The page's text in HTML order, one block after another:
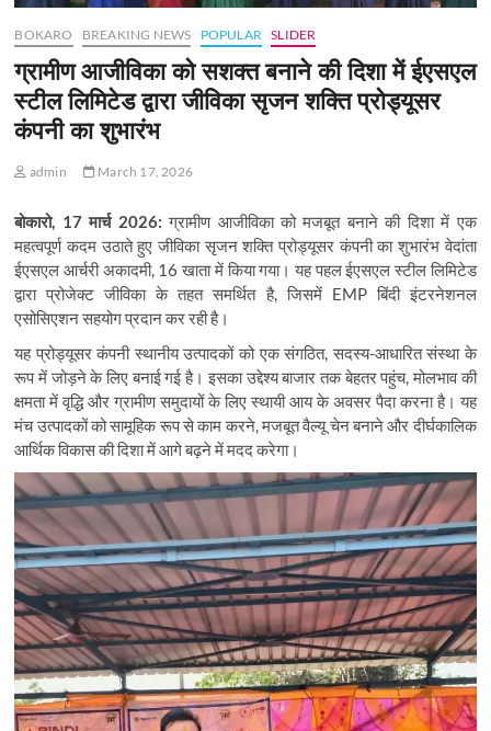
BOKARO BREAKING NEWS POPULAR SLIDER
ग्रामीण आजीविका को सशक्त बनाने की दिशा में ईएसएल
स्टील लिमिटेड द्वारा जीविका सृजन शक्ति प्रोड्यूसर
कंपनी का शुभारंभ
admin March 17, 2026
बोकारो, 17मार्च 2026: ग्रामीण आजीविका को मजबूत बनाने की दिशा में एक
महत्वपूर्ण कदम उठाते हुए जीविका सृजन शक्ति प्रोड्यूसर कंपनी का शुभारंभ वेदांता
ईएसएल आर्चरी अकादमी, 16खाता में किया गया। यह पहल ईएसएल स्टील लिमिटेड
द्वारा प्रोजेक्ट जीविका के तहत समर्थित है,जिसमें EMPबिंदी इंटरनेशनल
एसोसिएशन सहयोग प्रदान कर रही है।
यह प्रोड्यूसर कंपनी स्थानीय उत्पादकों को एक संगठित,सदस्य-आधारित संस्था के
रूप में जोड़ने के लिए बनाई गई है। इसका उद्देश्य बाजार तक बेहतर पहुंच,मोलभाव की
क्षमता में वृद्धि और ग्रामीण समुदायों के लिए स्थायी आय के अवसर पैदा करना है। यह
मंच उत्पादकों को सामूहिक रूप से काम करने,मजबूत वैल्यू चेन बनाने और दीर्घकालिक
आर्थिक विकास की दिशा में आगे बढ़ने में मदद करेगा।